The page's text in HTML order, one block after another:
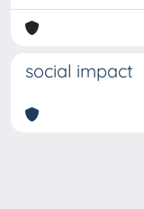
social impact